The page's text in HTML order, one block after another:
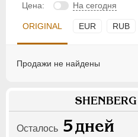
Цена: На сегодня
ORIGINAL EUR RUB
Продажи не найдены
Осталось 5дней